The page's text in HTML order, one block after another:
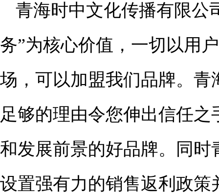
青海时中文化传播有限公
务”为核心价值，一切以用
场，可以加盟我们品牌。
足够的理由令您伸出信任
和发展前景的好品牌。同
设置强有力的销售返利政